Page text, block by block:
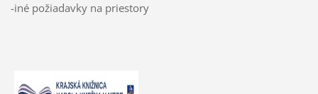
-iné požiadavky na priestory